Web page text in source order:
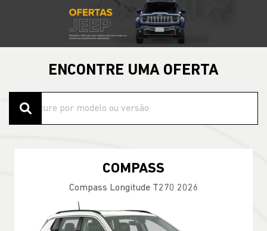
ENCONTRE UMA OFERTA
COMPASS
Compass Longitude T270 2026